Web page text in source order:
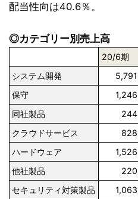
配当性向は40.6％。
◎カテゴリー別売上高
20/6期
システム開発
5,791
保守
1,246
同社製品
244
クラウドサービス
828
ハードウェア
1,526
他社製品
220
セキュリティ対策製品
1,063